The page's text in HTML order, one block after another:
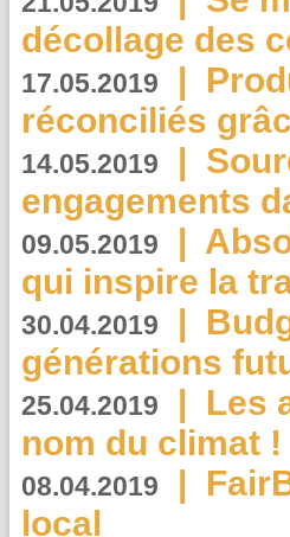
décollage des
17.05.2019 |
réconciliés
14.05.2019 |
engagements
09.05.2019 |
qui inspire la
30.04.2019 |
générations
25.04.2019 | Les
nom du climat !
08.04.2019 |
local